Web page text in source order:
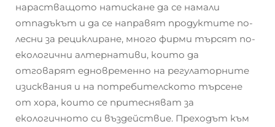
нарастващото натискане да се намали
отпадъкът и да се направят продуктите по-
лесни за рециклиране, много фирми търсят по-
екологични алтернативи, които да
отговарят едновременно на регулаторните
изисквания и на потребителското търсене
от хора, които се притесняват за
екологичното си въздействие. Преходът към